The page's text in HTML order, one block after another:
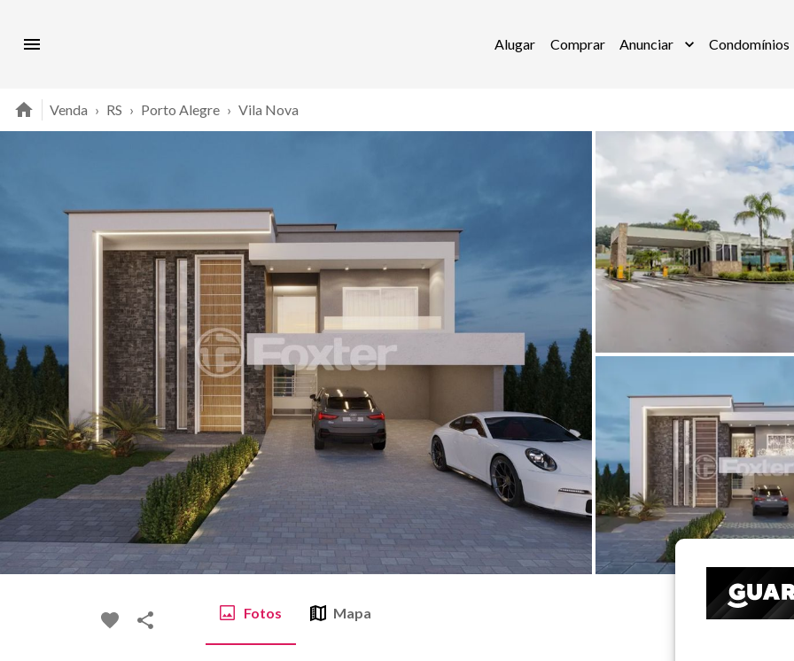
Alugar Comprar Anunciar Condomínios
Venda › RS › Porto Alegre › Vila Nova
Fotos Mapa